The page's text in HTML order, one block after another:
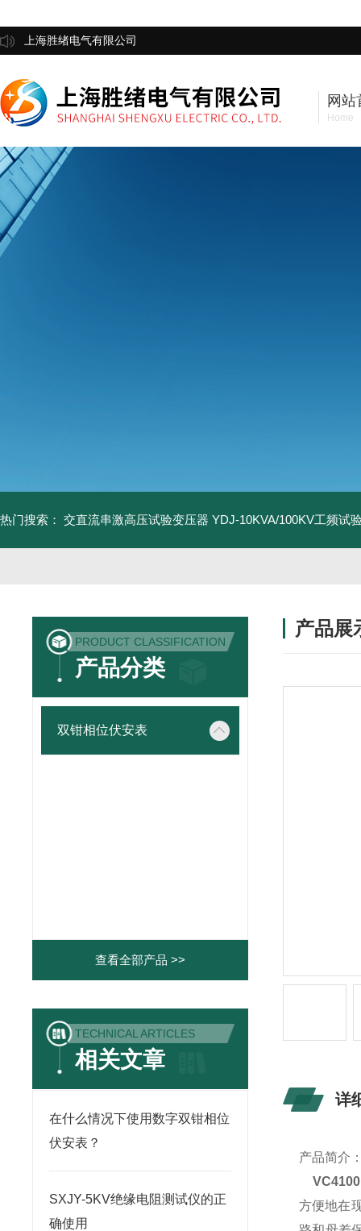
上海胜绪电气有限公司
网站
Home
热门搜索： 交直流串激高压试验变压器 YDJ-10KVA/100KV工频试
PRODUCT CLASSIFICATION
产品分类
双钳相位伏安表
查看全部产品 >>
TECHNICAL ARTICLES
相关文章
在什么情况下使用数字双钳相位
伏安表？
SXJY-5KV绝缘电阻测试仪的正
确使用
产品展
详
产品简介
方便地在